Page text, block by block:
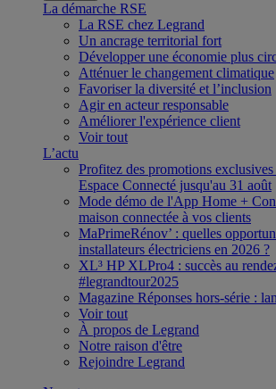
La démarche RSE
La RSE chez Legrand
Un ancrage territorial fort
Développer une économie plus
Atténuer le changement climatique
Favoriser la diversité et l’inclusion
Agir en acteur responsable
Améliorer l'expérience client
Voir tout
L’actu
Profitez des promotions
Espace Connecté jusqu'au 31 août
Mode démo de l'App Home +
maison connectée à vos clients
MaPrimeRénov’ : quelles
installateurs électriciens en 2026 ?
XL³ HP XLPro4 : succès au
#legrandtour2025
Magazine Réponses hors-série :
Voir tout
À propos de Legrand
Notre raison d'être
Rejoindre Legrand